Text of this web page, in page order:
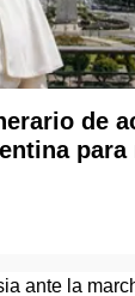
de
para